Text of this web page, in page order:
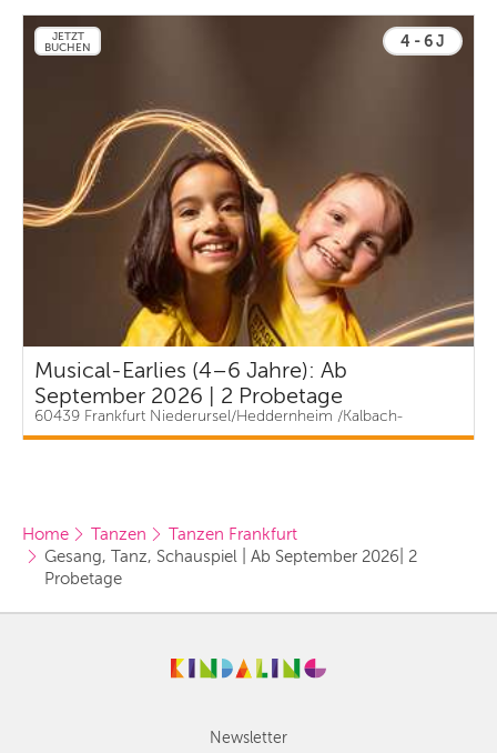
JETZT
BUCHEN
4 - 6 J
Musical-Earlies (4–6 Jahre): Ab
September 2026 | 2 Probetage
60439 Frankfurt Niederursel/Heddernheim /Kalbach-
Home Tanzen
Tanzen Frankfurt
Gesang, Tanz, Schauspiel | Ab September 2026| 2
Probetage
Newsletter